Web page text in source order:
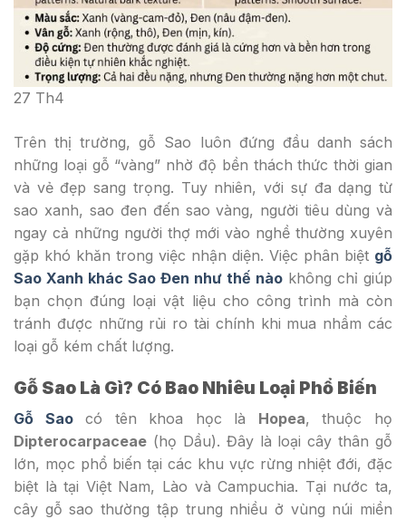
27 Th4
Trên thị trường, gỗ Sao luôn đứng đầu danh sách
những loại gỗ “vàng” nhờ độ bền thách thức thời gian
và vẻ đẹp sang trọng. Tuy nhiên, với sự đa dạng từ
sao xanh, sao đen đến sao vàng, người tiêu dùng và
ngay cả những người thợ mới vào nghề thường xuyên
gặp khó khăn trong việc nhận diện. Việc phân biệt gỗ
Sao Xanh khác Sao Đen như thế nào không chỉ giúp
bạn chọn đúng loại vật liệu cho công trình mà còn
tránh được những rủi ro tài chính khi mua nhầm các
loại gỗ kém chất lượng.
Gỗ Sao Là Gì? Có Bao Nhiêu Loại Phổ Biến
Gỗ Saocó tên khoa học là Hopea, thuộc họ
Dipterocarpaceae (họ Dầu). Đây là loại cây thân gỗ
lớn, mọc phổ biến tại các khu vực rừng nhiệt đới, đặc
biệt là tại Việt Nam, Lào và Campuchia. Tại nước ta,
cây gỗ sao thường tập trung nhiều ở vùng núi miền